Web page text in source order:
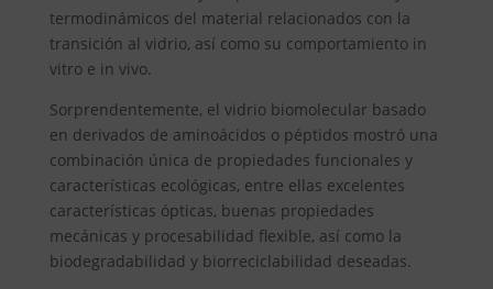
termodinámicos del material relacionados con la
transición al vidrio, así como su comportamiento in
vitro e in vivo.
Sorprendentemente, el vidrio biomolecular basado
en derivados de aminoácidos o péptidos mostró una
combinación única de propiedades funcionales y
características ecológicas, entre ellas excelentes
características ópticas, buenas propiedades
mecánicas y procesabilidad flexible, así como la
biodegradabilidad y biorreciclabilidad deseadas.